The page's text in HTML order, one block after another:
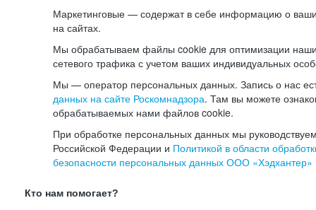
Маркетинговые — содержат в себе информацию о
на сайтах.
Мы обрабатываем файлы cookie для оптимизации
сетевого трафика с учетом ваших индивидуальных
Мы — оператор персональных данных. Запись о нас
данных на сайте Роскомнадзора. Там вы можете
обрабатываемых нами файлов cookie.
При обработке персональных данных мы
Российской Федерации и Политикой в области
безопасности персональных данных ООО «Хэдхантер»
Кто нам помогает?